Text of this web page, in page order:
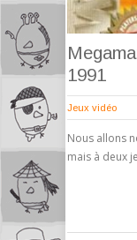
1991
Jeux vidéo
Nous allons
mais à deux